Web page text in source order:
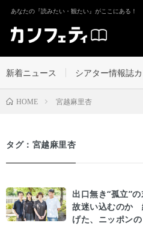
あなたの『読みたい・観たい』がここにある！
新着ニュース シアター情報誌
HOME 宮越麻里杏
タグ：宮越麻里杏
出口無き“孤立”
故迷い込むのか
げた、ニッポン